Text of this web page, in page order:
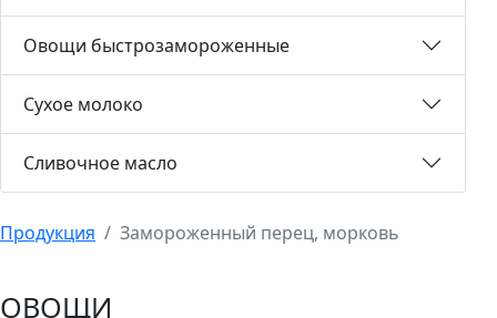
Овощи быстрозамороженные
Сухое молоко
Сливочное масло
Продукция Замороженный перец, морковь
ОВОЩИ